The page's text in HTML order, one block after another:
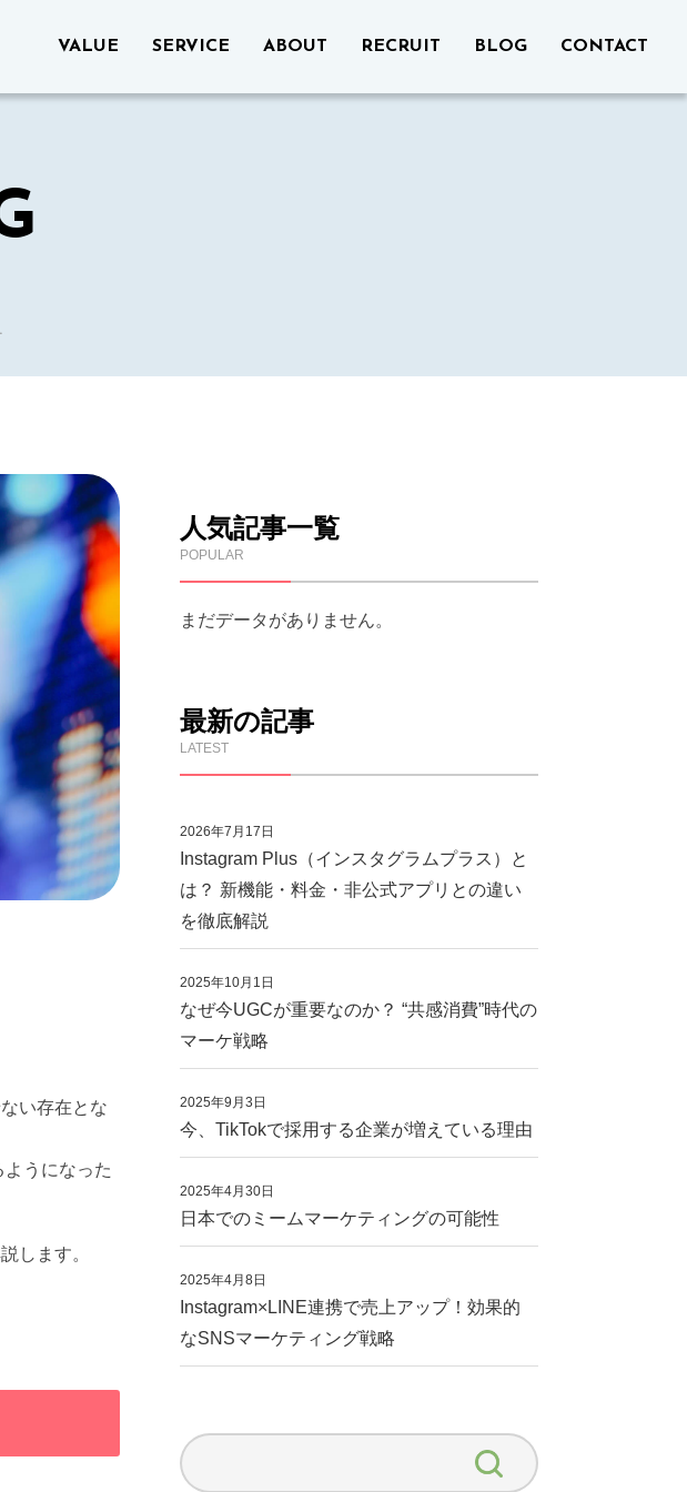
VALUE SERVICE ABOUT RECRUIT BLOG CONTACT
い存在とな
うになった
します。
人気記事一覧
POPULAR
まだデータがありません。
最新の記事
LATEST
2026年7月17日
Instagram Plus（インスタグラムプラス）と
は？ 新機能・料金・非公式アプリとの違い
を徹底解説
2025年10月1日
なぜ今UGCが重要なのか？ “共感消費”時代の
マーケ戦略
2025年9月3日
今、TikTokで採用する企業が増えている理由
2025年4月30日
日本でのミームマーケティングの可能性
2025年4月8日
Instagram×LINE連携で売上アップ！効果的
なSNSマーケティング戦略